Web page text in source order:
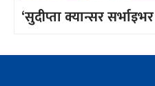
‘सुदीप्ता क्यान्सर